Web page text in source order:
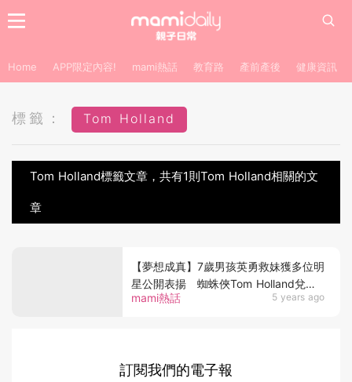
Home APP限定內容! mami熱話 教育路 產前產後 健康資訊
標籤： Tom Holland
Tom Holland標籤文章，共有1則Tom Holland相關的文
章
mami熱話 5 years ago
【夢想成真】7歲男孩英勇救妹獲多位明
星公開表揚 蜘蛛俠Tom Holland兌現
承諾親邀參觀片場
訂閱我們的電子報